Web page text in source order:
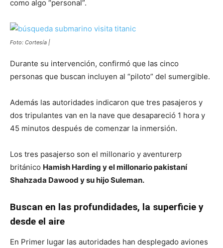
como algo “personal”.
Foto: Cortesía |
Durante su intervención, confirmó que las cinco
personas que buscan incluyen al “piloto” del sumergible.
Además las autoridades indicaron que tres pasajeros y
dos tripulantes van en la nave que desapareció 1 hora y
45 minutos después de comenzar la inmersión.
Los tres pasajerso son el millonario y aventurerp
británico Hamish Harding y el millonario pakistaní
Shahzada Dawood y su hijo Suleman.
Buscan en las profundidades, la superficie y
desde el aire
En Primer lugar las autoridades han desplegado aviones